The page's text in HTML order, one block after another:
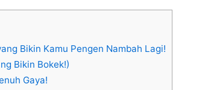
Bikin Kamu Pengen Nambah Lagi!
Bikin Bokek!)
Gaya!